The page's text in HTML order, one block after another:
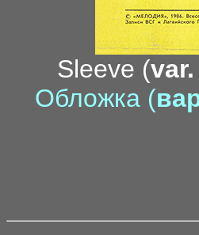
Sleeve (var.
Обложка (